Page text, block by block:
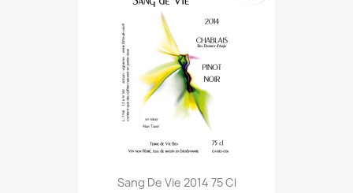
Sang De Vie 2014 75 Cl